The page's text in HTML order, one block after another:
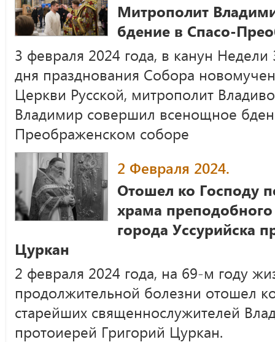
Митрополит
бдение в Спасо-
3 февраля 2024 года, в канун
дня празднования Собора
Церкви Русской, митрополит
Владимир совершил всенощное
Преображенском соборе
2 Февраля 2024.
Отошел ко Господу
храма
города Уссурийска
Цуркан
2 февраля 2024 года, на 69-м году
продолжительной болезни отошел
старейших священнослужителей
протоиерей Григорий Цуркан.